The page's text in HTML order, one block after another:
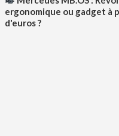
ergonomique ou gadget à
d'euros ?